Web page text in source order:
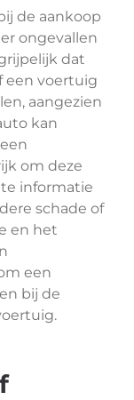
de aankoop
ongevallen
dat
een voertuig
aangezien
kan
om deze
informatie
schade of
en het
een
bij de